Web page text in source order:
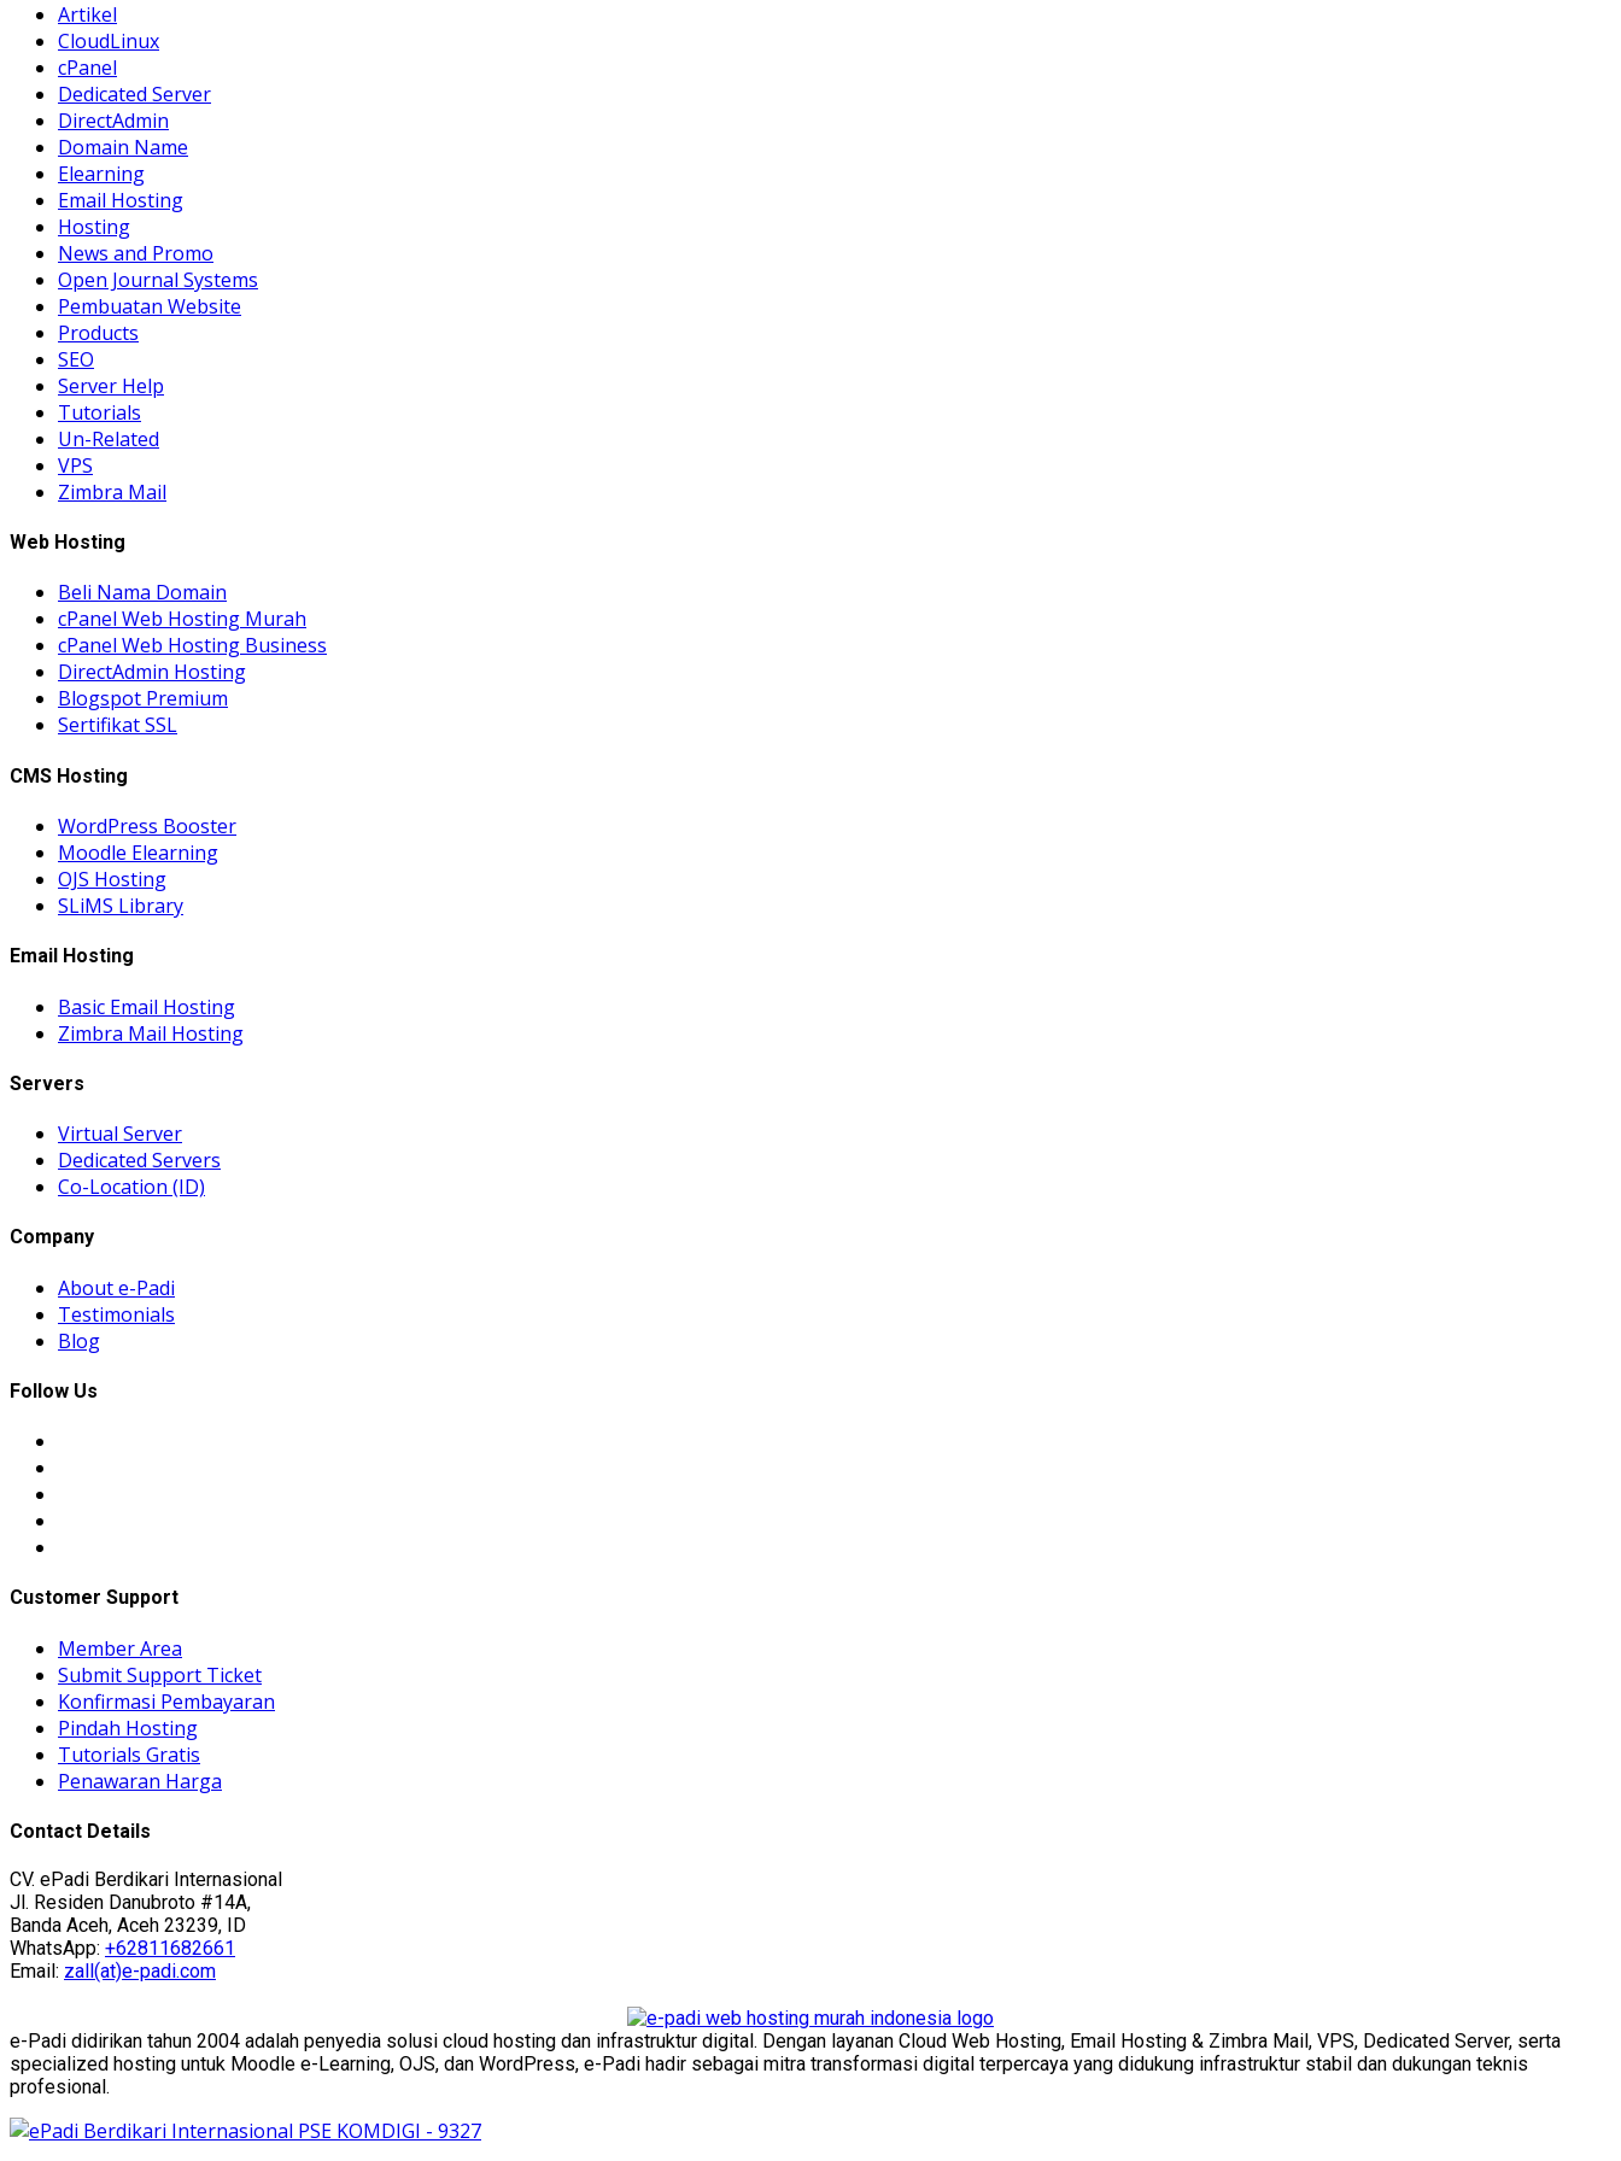
Artikel
CloudLinux
cPanel
Dedicated Server
DirectAdmin
Domain Name
Elearning
Email Hosting
Hosting
News and Promo
Open Journal Systems
Pembuatan Website
Products
SEO
Server Help
Tutorials
Un-Related
VPS
Zimbra Mail
Web Hosting
Beli Nama Domain
cPanel Web Hosting Murah
cPanel Web Hosting Business
DirectAdmin Hosting
Blogspot Premium
Sertifikat SSL
CMS Hosting
WordPress Booster
Moodle Elearning
OJS Hosting
SLiMS Library
Email Hosting
Basic Email Hosting
Zimbra Mail Hosting
Servers
Virtual Server
Dedicated Servers
Co-Location (ID)
Company
About e-Padi
Testimonials
Blog
Follow Us
Customer Support
Member Area
Submit Support Ticket
Konfirmasi Pembayaran
Pindah Hosting
Tutorials Gratis
Penawaran Harga
Contact Details
CV. ePadi Berdikari Internasional
Jl. Residen Danubroto #14A,
Banda Aceh, Aceh 23239, ID
WhatsApp: +62811682661
Email: zall(at)e-padi.com
e-Padi didirikan tahun 2004 adalah penyedia solusi cloud hosting dan infrastruktur digital. Dengan layanan Cloud Web Hosting, Email Hosting & Zimbra Mail, VPS, Dedicated Server, serta
specialized hosting untuk Moodle e-Learning, OJS, dan WordPress, e-Padi hadir sebagai mitra transformasi digital terpercaya yang didukung infrastruktur stabil dan dukungan teknis
profesional.